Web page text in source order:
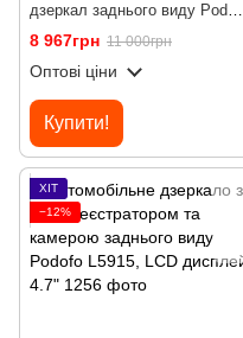
дзеркал заднього виду Podofo
A3713A, електронне дзеркало
10.36” з камерою заднього
виду для моніторингу сліпих
зон вантажних автомобілів
(праве)
8 967грн 11 000грн
Оптові ціни
Купити!
ХІТ
−12%